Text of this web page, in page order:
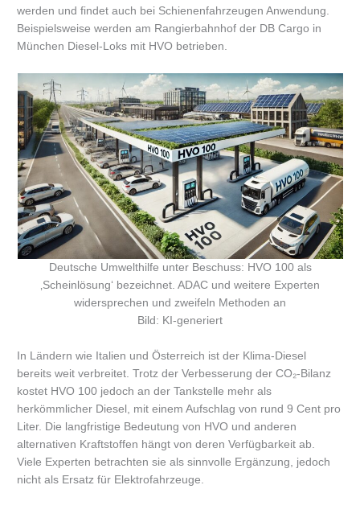
werden und findet auch bei Schienenfahrzeugen Anwendung.
Beispielsweise werden am Rangierbahnhof der DB Cargo in
München Diesel-Loks mit HVO betrieben.
Deutsche Umwelthilfe unter Beschuss: HVO 100 als
‚Scheinlösung‘ bezeichnet. ADAC und weitere Experten
widersprechen und zweifeln Methoden an
Bild: KI-generiert
In Ländern wie Italien und Österreich ist der Klima-Diesel
bereits weit verbreitet. Trotz der Verbesserung der CO₂-Bilanz
kostet HVO 100 jedoch an der Tankstelle mehr als
herkömmlicher Diesel, mit einem Aufschlag von rund 9 Cent pro
Liter. Die langfristige Bedeutung von HVO und anderen
alternativen Kraftstoffen hängt von deren Verfügbarkeit ab.
Viele Experten betrachten sie als sinnvolle Ergänzung, jedoch
nicht als Ersatz für Elektrofahrzeuge.